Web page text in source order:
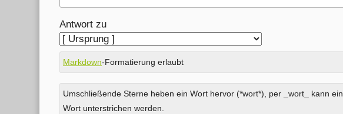
Antwort zu
Markdown-Formatierung erlaubt
Umschließende Sterne heben ein Wort hervor (*wort*), per _wort_ kann ein
Wort unterstrichen werden.